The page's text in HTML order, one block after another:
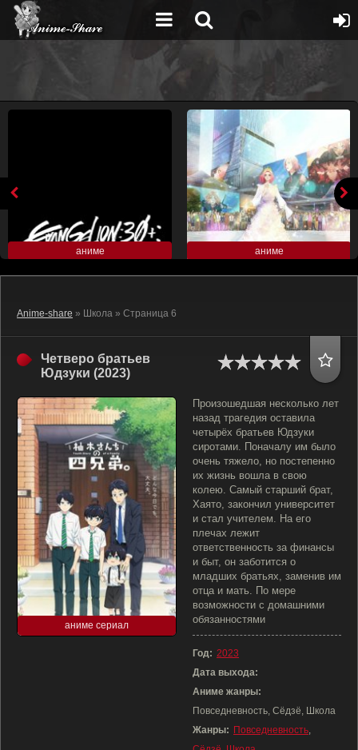
аниме аниме
Anime-share » Школа » Страница 6
Четверо братьев
Юдзуки (2023)
аниме сериал
Произошедшая несколько лет
назад трагедия оставила
четырёх братьев Юдзуки
сиротами. Поначалу им было
очень тяжело, но постепенно
их жизнь вошла в свою
колею. Самый старший брат,
Хаято, закончил университет
и стал учителем. На его
плечах лежит
ответственность за финансы
и быт, он заботится о
младших братьях, заменив им
отца и мать. По мере
возможности с домашними
обязанностями
Год: 2023
Дата выхода:
Аниме жанры:
Повседневность, Сёдзё, Школа
Жанры: Повседневность,